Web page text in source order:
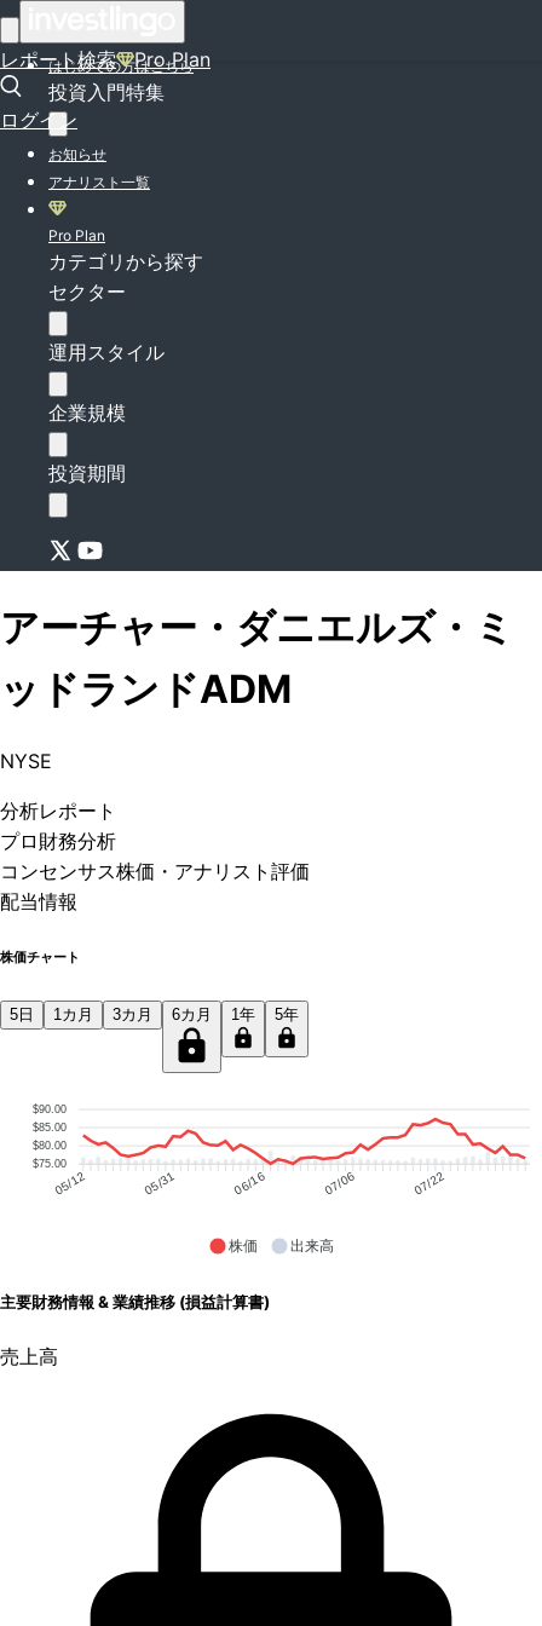
レポート検索 Pro Plan
ログイン
はじめての方はこちら
投資入門特集
お知らせ
アナリスト一覧
Pro Plan
カテゴリから探す
セクター
運用スタイル
企業規模
投資期間
アーチャー・ダニエルズ・ミ
ッドランドADM
NYSE
分析レポート
プロ 財務分析
コンセンサス株価 ・アナリスト評価
配当情報
株価チャート
5日 1カ月 3カ月 6カ月 1年 5年
$90.00
$85.00
$80.00
$75.00
05/12 05/31 06/16 07/06 07/22
株価 出来高
主要財務情報 & 業績推移 (損益計算書)
売上高